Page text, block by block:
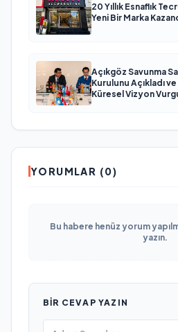
20 Yıllık Esnaflık
Yeni Bir Marka
Açıkgöz Savunma
Kurulunu Açıkladı
Küresel Vizyon
YORUMLAR (0)
Bu habere henüz yorum
yazın.
BIR CEVAP YAZIN